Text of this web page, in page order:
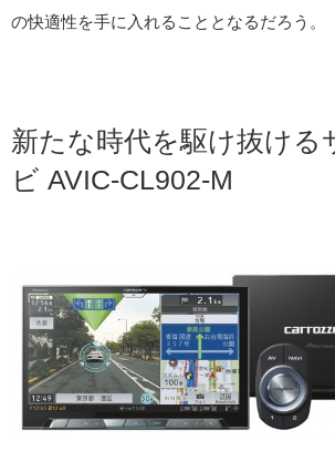
の快適性を手に入れることとなるだろう。
新たな時代を駆け抜ける
ビ AVIC-CL902-M